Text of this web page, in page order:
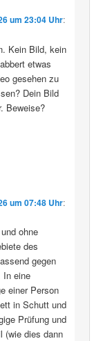
um 23:04 Uhr:
Kein Bild, kein
etwas
gesehen zu
Dein Bild
Beweise?
um 07:48 Uhr:
ohne
des
gegen
In eine
einer Person
in Schutt und
Prüfung und
(wie dies dann